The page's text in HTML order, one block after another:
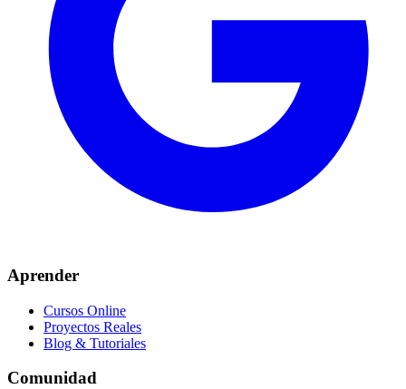
Aprender
Cursos Online
Proyectos Reales
Blog & Tutoriales
Comunidad